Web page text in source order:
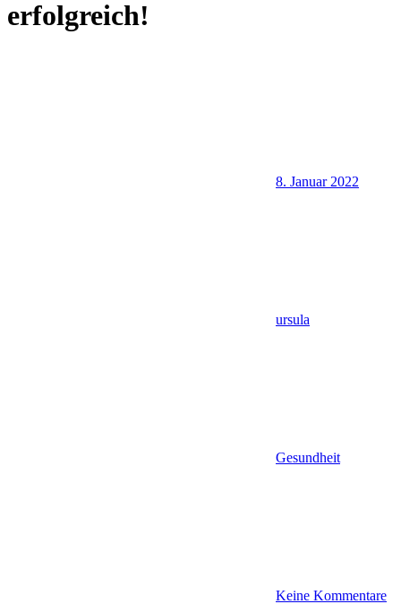
erfolgreich!
8. Januar 2022
ursula
Gesundheit
Keine Kommentare